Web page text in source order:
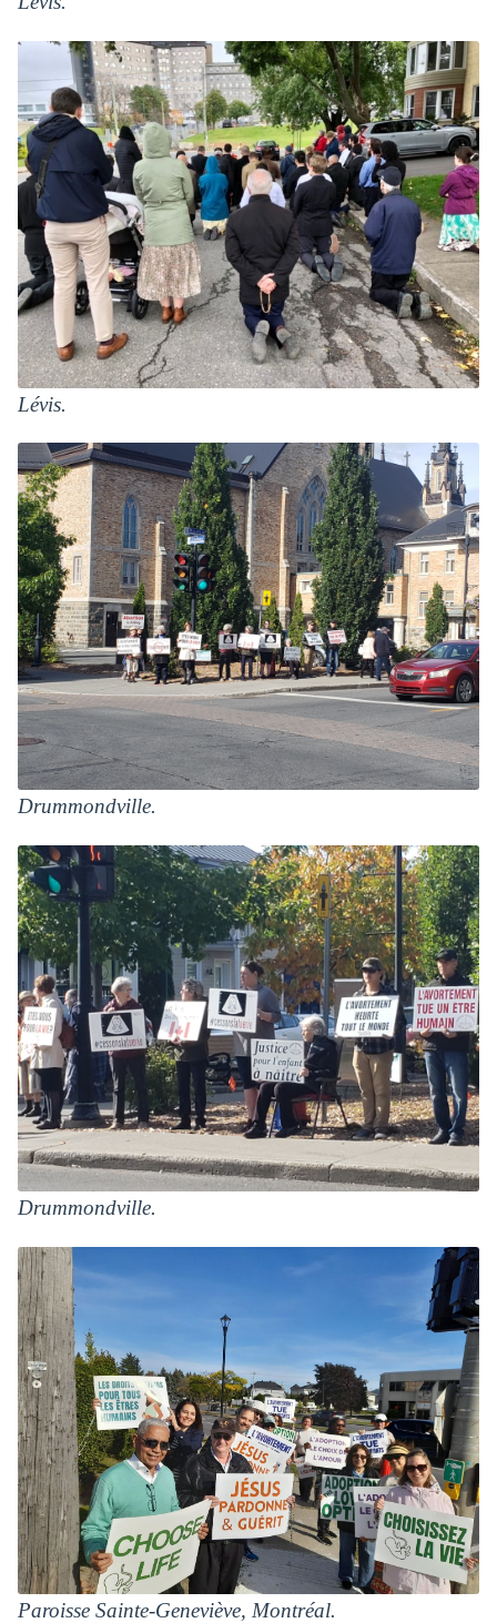
Lévis.
Drummondville.
Drummondville.
Paroisse Sainte-Geneviève, Montréal.